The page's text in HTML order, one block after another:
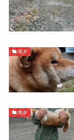
柴犬
散歩